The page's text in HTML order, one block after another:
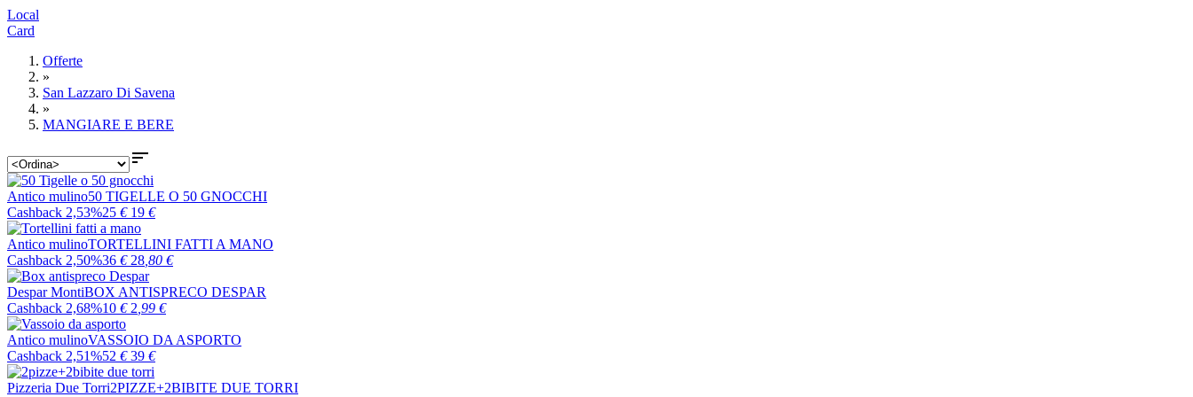
Local
Card
Offerte
»
San Lazzaro Di Savena
»
MANGIARE E BERE

Antico mulino50 TIGELLE O 50 GNOCCHI
Cashback 2,53%25 € 19 €
Antico mulinoTORTELLINI FATTI A MANO
Cashback 2,50%36 € 28 ,80 €
Despar MontiBOX ANTISPRECO DESPAR
Cashback 2,68%10 € 2 ,99 €
Antico mulinoVASSOIO DA ASPORTO
Cashback 2,51%52 € 39 €
Pizzeria Due Torri2PIZZE+2BIBITE DUE TORRI